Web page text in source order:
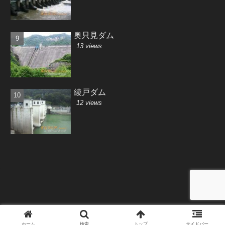
奥只見ダム
13 views
綾戸ダム
12 views
Copyright © 2001-2026 Saki-MiyajiMa All Rights Reserved.
ホーム 検索 トップ サイドバー